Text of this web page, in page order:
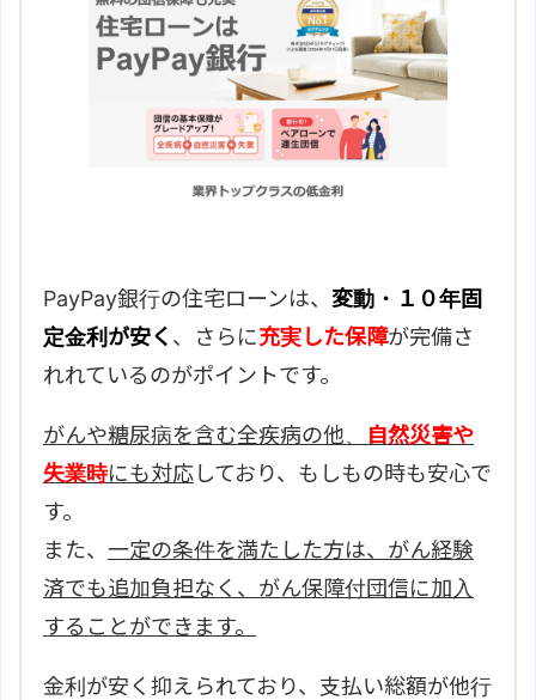
PayPay銀行の住宅ローンは、 変動・１０年固
定金利が安く 、さらに充実した保障が完備さ
れれているのがポイントです。
がんや糖尿病を含む全疾病の他、
自然災害や
失業時にも対応しており、もしもの時も安心で
す。
また、 一定の条件を満たした方は、がん経験
済でも追加負担なく、がん保障付団信に加入
することができます。
金利が安く抑えられており、支払い総額が他行